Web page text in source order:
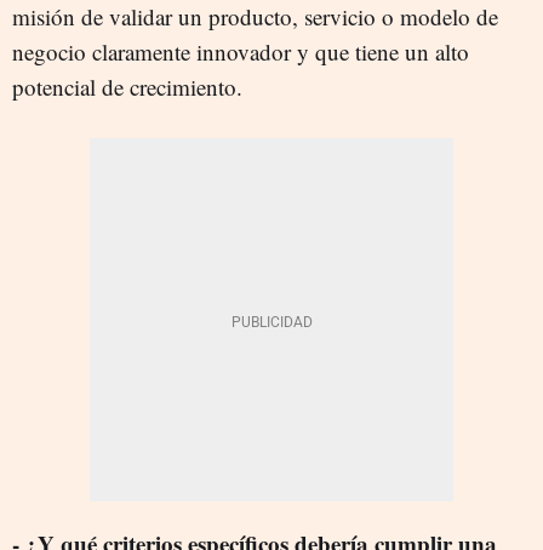
misión de validar un producto, servicio o modelo de
negocio claramente innovador y que tiene un alto
potencial de crecimiento.
- ¿Y qué criterios específicos debería cumplir una